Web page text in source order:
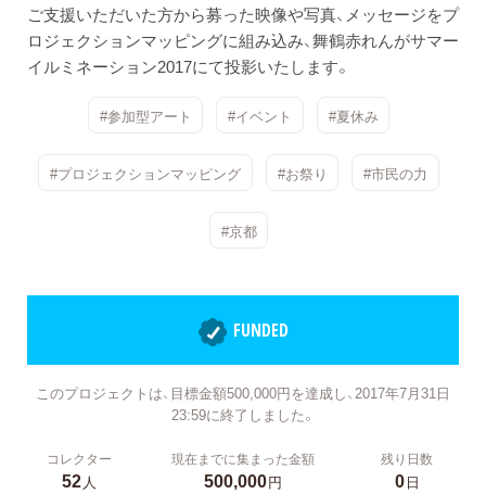
ご支援いただいた方から募った映像や写真、メッセージをプ
ロジェクションマッピングに組み込み、舞鶴赤れんがサマー
イルミネーション2017にて投影いたします。
#参加型アート #イベント #夏休み
#プロジェクションマッピング #お祭り #市民の力
#京都
FUNDED
このプロジェクトは、目標金額500,000円を達成し、2017年7月31日
23:59に終了しました。
コレクター
52人
現在までに集まった金額
500,000円
残り日数
0日